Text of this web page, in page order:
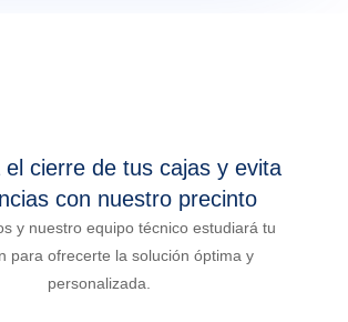
el cierre de tus cajas y evita
con nuestro precinto
y nuestro equipo técnico estudiará tu
para ofrecerte la solución óptima y
personalizada.